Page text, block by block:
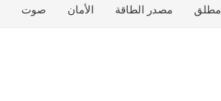
مطلق مصدر الطاقة الأمان صوت